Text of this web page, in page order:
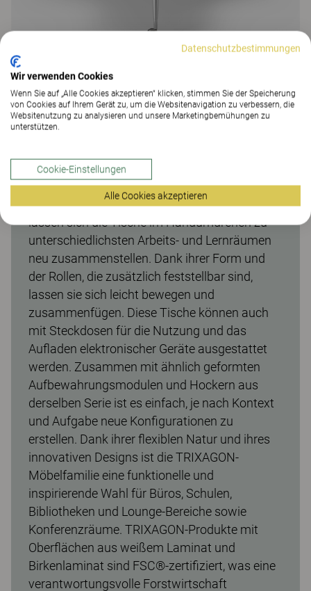
Trixagon Tisch
Produktfamilie cleverer sechseckiger Möbel,
die wie Puzzleteile zusammenpassen. Für
Gruppenarbeit und projektbasiertes Arbeiten
lassen sich die Tische im Handumdrehen zu
unterschiedlichsten Arbeits- und Lernräumen
neu zusammenstellen. Dank ihrer Form und
der Rollen, die zusätzlich feststellbar sind,
lassen sie sich leicht bewegen und
zusammenfügen. Diese Tische können auch
mit Steckdosen für die Nutzung und das
Aufladen elektronischer Geräte ausgestattet
werden. Zusammen mit ähnlich geformten
Aufbewahrungsmodulen und Hockern aus
derselben Serie ist es einfach, je nach Kontext
und Aufgabe neue Konfigurationen zu
erstellen. Dank ihrer flexiblen Natur und ihres
innovativen Designs ist die TRIXAGON-
Möbelfamilie eine funktionelle und
inspirierende Wahl für Büros, Schulen,
Bibliotheken und Lounge-Bereiche sowie
Konferenzräume. TRIXAGON-Produkte mit
Oberflächen aus weißem Laminat und
Birkenlaminat sind FSC®-zertifiziert, was eine
verantwortungsvolle Forstwirtschaft
Datenschutzbestimmungen
Wir verwenden Cookies
Wenn Sie auf „Alle Cookies akzeptieren“ klicken, stimmen Sie der Speicherung
von Cookies auf Ihrem Gerät zu, um die Websitenavigation zu verbessern, die
Websitenutzung zu analysieren und unsere Marketingbemühungen zu
unterstützen.
Cookie-Einstellungen
Alle Cookies akzeptieren